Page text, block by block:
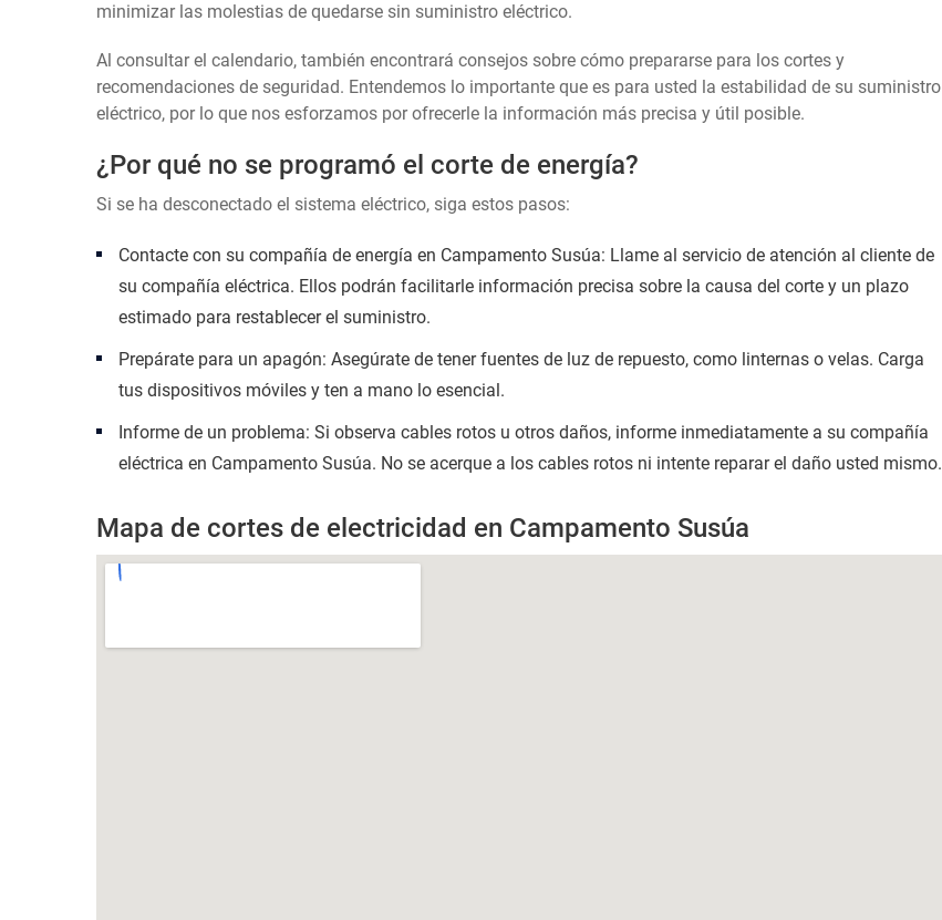
minimizar las molestias de quedarse sin suministro eléctrico.
Al consultar el calendario, también encontrará consejos sobre cómo prepararse para los cortes y
recomendaciones de seguridad. Entendemos lo importante que es para usted la estabilidad de su suministro
eléctrico, por lo que nos esforzamos por ofrecerle la información más precisa y útil posible.
¿Por qué no se programó el corte de energía?
Si se ha desconectado el sistema eléctrico, siga estos pasos:
Contacte con su compañía de energía en Campamento Susúa: Llame al servicio de atención al cliente de
su compañía eléctrica. Ellos podrán facilitarle información precisa sobre la causa del corte y un plazo
estimado para restablecer el suministro.
Prepárate para un apagón: Asegúrate de tener fuentes de luz de repuesto, como linternas o velas. Carga
tus dispositivos móviles y ten a mano lo esencial.
Informe de un problema: Si observa cables rotos u otros daños, informe inmediatamente a su compañía
eléctrica en Campamento Susúa. No se acerque a los cables rotos ni intente reparar el daño usted mismo.
Mapa de cortes de electricidad en Campamento Susúa